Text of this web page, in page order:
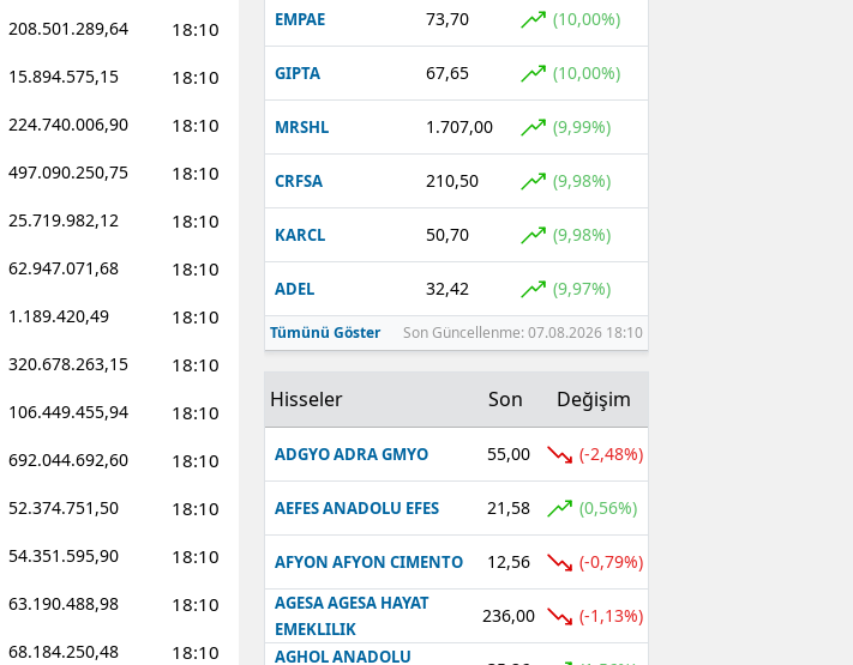
208.501.289,64 18:10
15.894.575,15 18:10
224.740.006,90 18:10
497.090.250,75 18:10
25.719.982,12 18:10
62.947.071,68 18:10
1.189.420,49 18:10
320.678.263,15 18:10
106.449.455,94 18:10
692.044.692,60 18:10
52.374.751,50 18:10
54.351.595,90 18:10
63.190.488,98 18:10
68.184.250,48 18:10
EMPAE 73,70 (10,00%)
GIPTA 67,65 (10,00%)
MRSHL 1.707,00 (9,99%)
CRFSA 210,50 (9,98%)
KARCL 50,70 (9,98%)
ADEL 32,42 (9,97%)
Tümünü Göster Son Güncellenme: 07.08.2026 18:10
Hisseler Son Değişim
ADGYO ADRA GMYO 55,00 (-2,48%)
AEFES ANADOLU EFES 21,58 (0,56%)
AFYON AFYON CIMENTO 12,56 (-0,79%)
AGESA AGESA HAYAT
EMEKLILIK
236,00 (-1,13%)
AGHOL ANADOLU